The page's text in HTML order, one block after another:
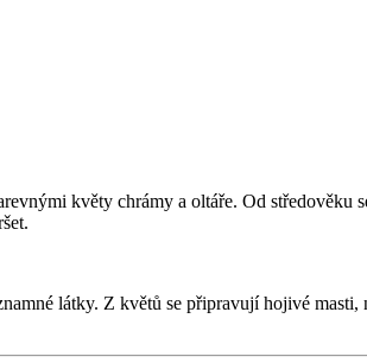
květy chrámy a oltáře. Od středověku
látky. Z květů se připravují hojivé